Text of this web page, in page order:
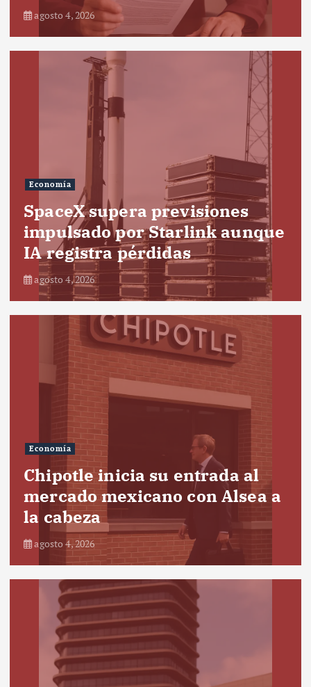
agosto 4, 2026
Economía
SpaceX supera previsiones
impulsado por Starlink aunque
IA registra pérdidas
agosto 4, 2026
Economía
Chipotle inicia su entrada al
mercado mexicano con Alsea a
la cabeza
agosto 4, 2026